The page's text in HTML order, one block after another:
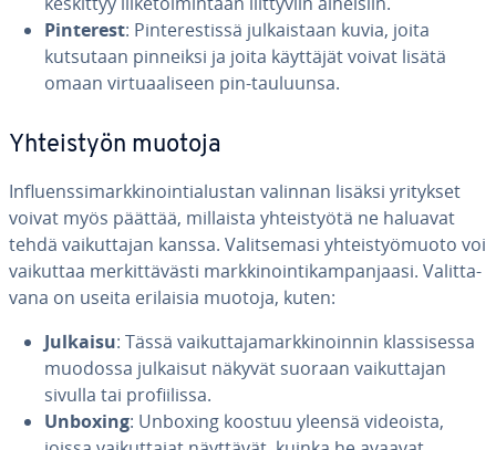
Pinterest: Pin­te­res­tis­sä jul­kais­taan kuvia, joita
kutsutaan pinneiksi ja joita käyttäjät voivat lisätä
omaan vir­tu­aa­li­seen pin-tauluunsa.
Yh­teis­työn muotoja
Influens­si­mark­ki­noin­tia­lus­tan valinnan lisäksi yritykset
voivat myös päättää, millaista yh­teis­työ­tä ne haluavat
tehdä vai­kut­ta­jan kanssa. Va­lit­se­ma­si yh­teis­työ­muo­to voi
vaikuttaa mer­kit­tä­väs­ti mark­ki­noin­ti­kam­pan­jaa­si. Va­lit­ta­
va­na on useita erilaisia muotoja, kuten:
Julkaisu: Tässä vai­kut­ta­ja­mark­ki­noin­nin klas­si­ses­sa
muodossa julkaisut näkyvät suoraan vai­kut­ta­jan
sivulla tai pro­fii­lis­sa.
Unboxing: Unboxing koostuu yleensä videoista,